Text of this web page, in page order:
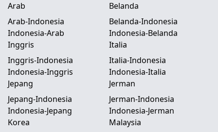
Arab
Arab-Indonesia
Indonesia-Arab
Belanda
Belanda-Indonesia
Indonesia-Belanda
Inggris
Inggris-Indonesia
Indonesia-Inggris
Italia
Italia-Indonesia
Indonesia-Italia
Jepang
Jepang-Indonesia
Indonesia-Jepang
Jerman
Jerman-Indonesia
Indonesia-Jerman
Korea
Malaysia